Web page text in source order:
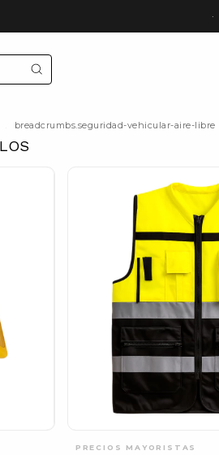
breadcrumbs.seguridad-vehicular-aire-libre